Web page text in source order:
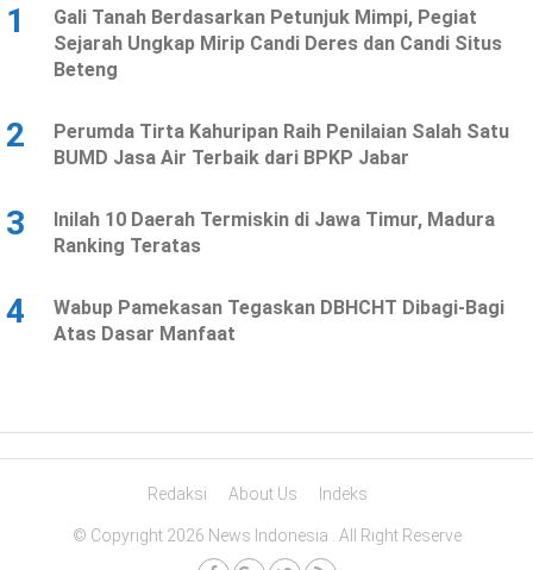
1
Gali Tanah Berdasarkan Petunjuk Mimpi, Pegiat
Sejarah Ungkap Mirip Candi Deres dan Candi Situs
Beteng
2
Perumda Tirta Kahuripan Raih Penilaian Salah Satu
BUMD Jasa Air Terbaik dari BPKP Jabar
3
Inilah 10 Daerah Termiskin di Jawa Timur, Madura
Ranking Teratas
4
Wabup Pamekasan Tegaskan DBHCHT Dibagi-Bagi
Atas Dasar Manfaat
Redaksi About Us Indeks
© Copyright 2026 News Indonesia . All Right Reserve